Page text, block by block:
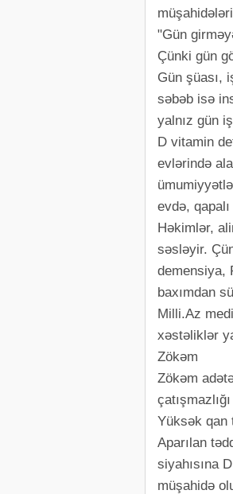
"Gün
Çünki gün
Gün şüası,
səbəb isə
yalnız gün
D vitamin
evlərində
evdə,
Həkimlər,
səsləyir.
demensiya,
baxımdan
Milli.Az
xəstəliklər
Zökəm
Zökəm
Yüksək qan
Aparılan
siyahısına
müşahidə